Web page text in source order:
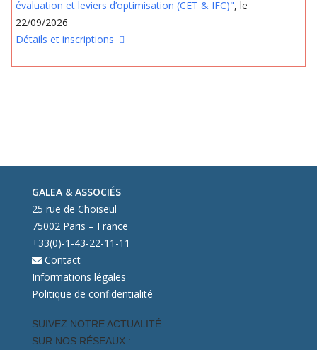
évaluation et leviers d’optimisation (CET & IFC)", le
22/09/2026
Détails et inscriptions
GALEA & ASSOCIÉS
25 rue de Choiseul
75002 Paris – France
+33(0)-1-43-22-11-11
Contact
Informations légales
Politique de confidentialité
SUIVEZ NOTRE ACTUALITÉ
SUR NOS RÉSEAUX :